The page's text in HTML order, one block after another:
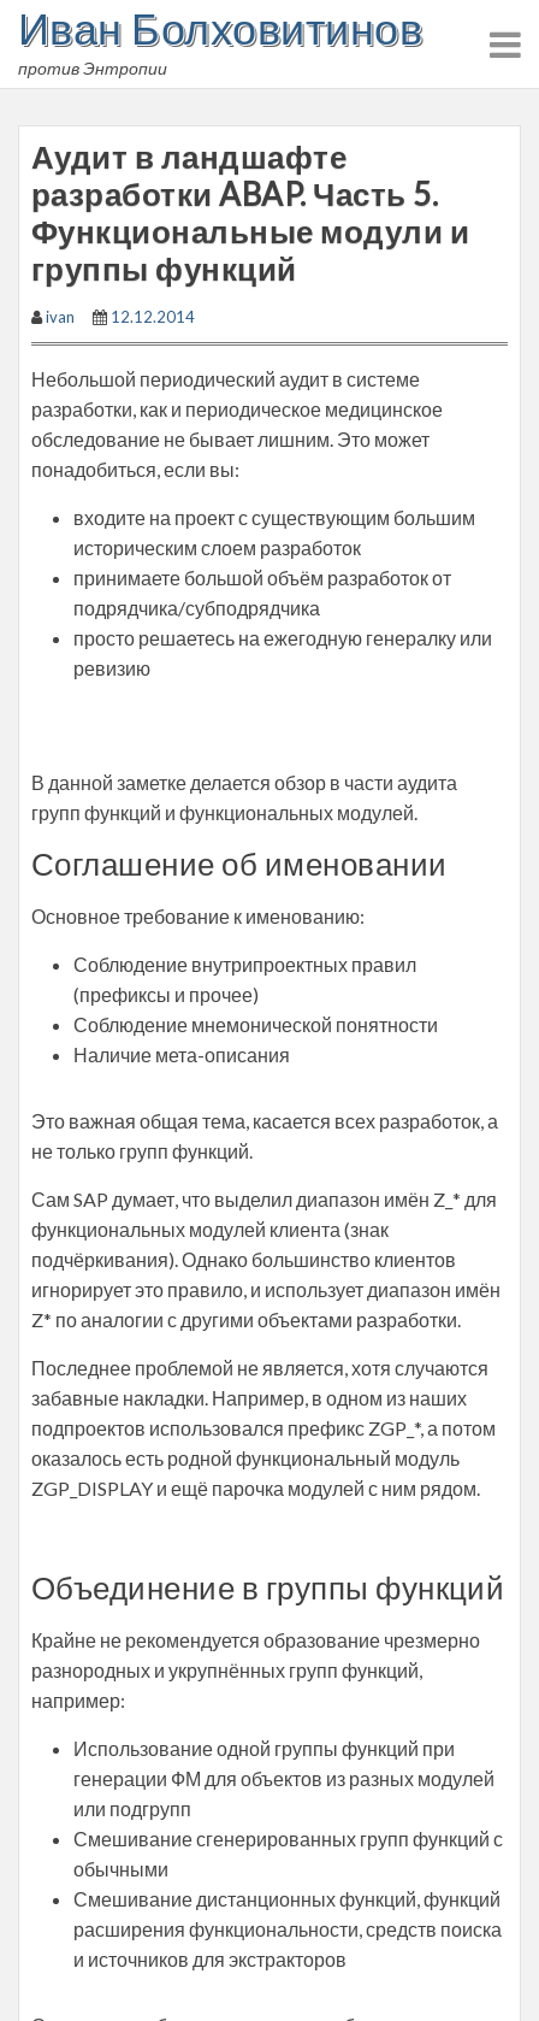
Skip
content
Иван Болховитинов
против Энтропии
Аудит в ландшафте
разработки ABAP. Часть 5.
Функциональные модули и
группы функций
ivan 12.12.2014
Небольшой периодический аудит в системе
разработки, как и периодическое медицинское
обследование не бывает лишним. Это может
понадобиться, если вы:
входите на проект с существующим большим
историческим слоем разработок
принимаете большой объём разработок от
подрядчика/субподрядчика
просто решаетесь на ежегодную генералку или
ревизию
В данной заметке делается обзор в части аудита
групп функций и функциональных модулей.
Соглашение об именовании
Основное требование к именованию:
Соблюдение внутрипроектных правил
(префиксы и прочее)
Соблюдение мнемонической понятности
Наличие мета-описания
Это важная общая тема, касается всех разработок, а
не только групп функций.
Сам SAP думает, что выделил диапазон имён Z_* для
функциональных модулей клиента (знак
подчёркивания). Однако большинство клиентов
игнорирует это правило, и использует диапазон имён
Z* по аналогии с другими объектами разработки.
Последнее проблемой не является, хотя случаются
забавные накладки. Например, в одном из наших
подпроектов использовался префикс ZGP_*, а потом
оказалось есть родной функциональный модуль
ZGP_DISPLAY и ещё парочка модулей с ним рядом.
Объединение в группы функций
Крайне не рекомендуется образование чрезмерно
разнородных и укрупнённых групп функций,
например:
Использование одной группы функций при
генерации ФМ для объектов из разных модулей
или подгрупп
Смешивание сгенерированных групп функций с
обычными
Смешивание дистанционных функций, функций
расширения функциональности, средств поиска
и источников для экстракторов